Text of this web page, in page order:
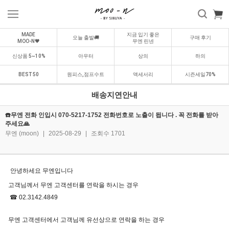
MADE
MOO-N🖤
오늘 출발🚚
지금 입기 좋은
무엔 린넨
구매 후기
신상품 5~10% 아우터 상의 하의
BEST 50 원피스,점프수트 액세서리 시즌세일70%
배송지연안내
☎️무엔 전화 인입시 070-5217-1752 전화번호로 노출이 됩니다 . 꼭 전화를 받아
주세요🙏
무엔 (moon)
2025-08-29 조회수 1701
안녕하세요 무엔입니다
고객님께서 무엔 고객센터를 연락을 하시는 경우
☎ 02.3142.4849
무엔 고객센터에서 고객님께 유선상으로 연락을 하는 경우